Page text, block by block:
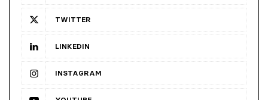
TWITTER
LINKEDIN
INSTAGRAM